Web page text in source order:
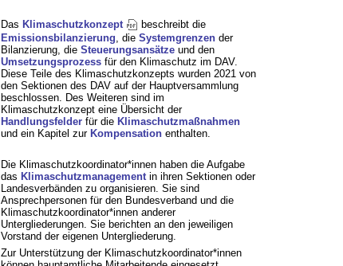
Das Klimaschutzkonzept
beschreibt die
Emissionsbilanzierung, die Systemgrenzender
Bilanzierung, die Steuerungsansätzeund den
Umsetzungsprozessfür den Klimaschutz im DAV.
Diese Teile des Klimaschutzkonzepts wurden 2021 von
den Sektionen des DAV auf der Hauptversammlung
beschlossen. Des Weiteren sind im
Klimaschutzkonzept eine Übersicht der
Handlungsfelderfür die Klimaschutzmaßnahmen
und ein Kapitel zur Kompensationenthalten.
Die Klimaschutzkoordinator*innen haben die Aufgabe
das Klimaschutzmanagementin ihren Sektionen oder
Landesverbänden zu organisieren. Sie sind
Ansprechpersonen für den Bundesverband und die
Klimaschutzkoordinator*innen anderer
Untergliederungen. Sie berichten an den jeweiligen
Vorstand der eigenen Untergliederung.
Zur Unterstützung der Klimaschutzkoordinator*innen